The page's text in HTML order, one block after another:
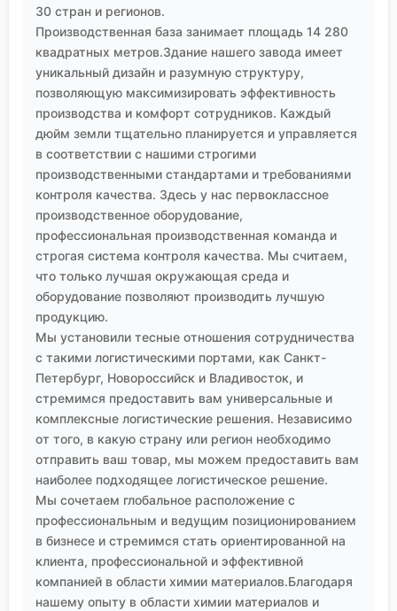
30 стран и регионов.
Производственная база занимает площадь 14 280
квадратных метров.Здание нашего завода имеет
уникальный дизайн и разумную структуру,
позволяющую максимизировать эффективность
производства и комфорт сотрудников. Каждый
дюйм земли тщательно планируется и управляется
в соответствии с нашими строгими
производственными стандартами и требованиями
контроля качества. Здесь у нас первоклассное
производственное оборудование,
профессиональная производственная команда и
строгая система контроля качества. Мы считаем,
что только лучшая окружающая среда и
оборудование позволяют производить лучшую
продукцию.
Мы установили тесные отношения сотрудничества
с такими логистическими портами, как Санкт-
Петербург, Новороссийск и Владивосток, и
стремимся предоставить вам универсальные и
комплексные логистические решения. Независимо
от того, в какую страну или регион необходимо
отправить ваш товар, мы можем предоставить вам
наиболее подходящее логистическое решение.
Мы сочетаем глобальное расположение с
профессиональным и ведущим позиционированием
в бизнесе и стремимся стать ориентированной на
клиента, профессиональной и эффективной
компанией в области химии материалов.Благодаря
нашему опыту в области химии материалов и